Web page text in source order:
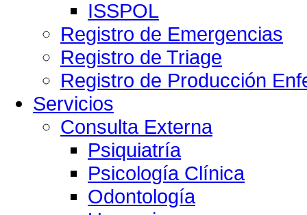
ISSPOL
Registro de Emergencias
Registro de Triage
Registro de Producción
Servicios
Consulta Externa
Psiquiatría
Psicología Clínica
Odontología